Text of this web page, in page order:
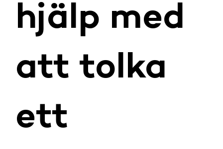
hjälp med
att tolka
ett